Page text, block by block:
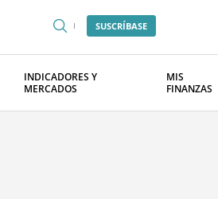
SUSCRÍBASE
INDICADORES Y
MERCADOS
MIS
FINANZAS